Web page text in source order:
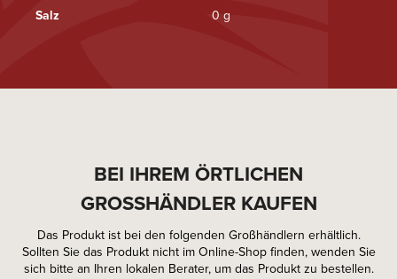
Salz 0 g
BEI IHREM ÖRTLICHEN
GROSSHÄNDLER KAUFEN
Das Produkt ist bei den folgenden Großhändlern erhältlich.
Sollten Sie das Produkt nicht im Online-Shop finden, wenden Sie
sich bitte an Ihren lokalen Berater, um das Produkt zu bestellen.